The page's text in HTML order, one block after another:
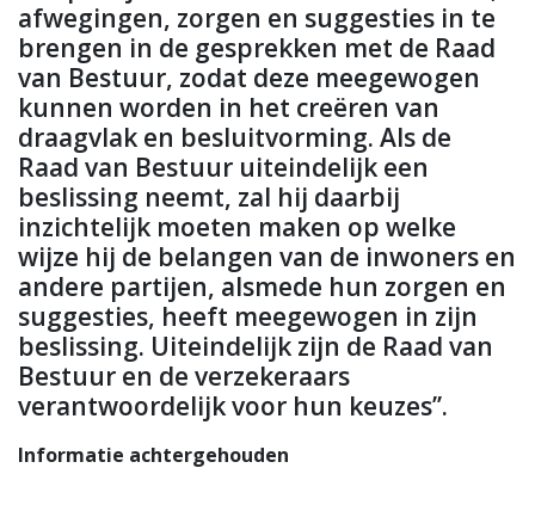
afwegingen, zorgen en suggesties in te
brengen in de gesprekken met de Raad
van Bestuur, zodat deze meegewogen
kunnen worden in het creëren van
draagvlak en besluitvorming. Als de
Raad van Bestuur uiteindelijk een
beslissing neemt, zal hij daarbij
inzichtelijk moeten maken op welke
wijze hij de belangen van de inwoners en
andere partijen, alsmede hun zorgen en
suggesties, heeft meegewogen in zijn
beslissing. Uiteindelijk zijn de Raad van
Bestuur en de verzekeraars
verantwoordelijk voor hun keuzes’’.
Informatie achtergehouden